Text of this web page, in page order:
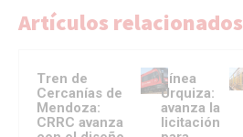
Artículos relacionados
Tren de
Cercanías de
Mendoza:
CRRC avanza
Línea
Urquiza:
avanza la
licitación